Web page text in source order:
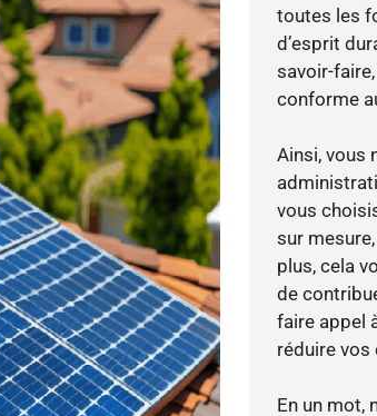
toutes les
d’esprit
savoir-
conforme
Ainsi, vous
vous
sur
plus, cela
de
faire appel
réduire vos
En un mot,